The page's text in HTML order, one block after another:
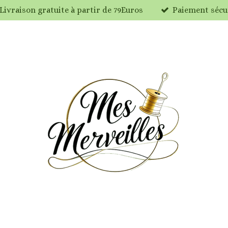
Livraison gratuite à partir de 79Euros Paiement